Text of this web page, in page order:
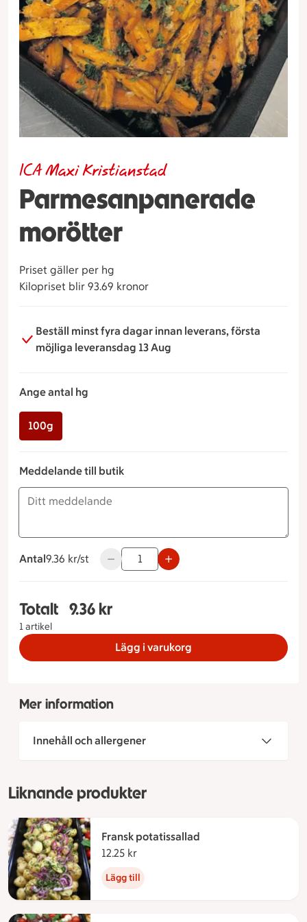
Parmesanpanerade
morötter
ICA Maxi Kristianstad
Priset gäller per hg
Kilopriset blir 93.69 kronor
Beställ minst fyra dagar innan leverans, första
möjliga leveransdag 13 Aug
Ange antal hg
100g
Meddelande till butik
Antal
9.36 kronor styck
9.36 kr/st Använd knapparna för att minska eller
Totalt
1 artikel
Totalt 1 stycken Parmesanpanerade morötter
9.36 kr
Lägg i varukorg
Mer information
Innehåll och allergener
Liknande produkter
Fransk potatissallad
12.25 kr
Lägg till